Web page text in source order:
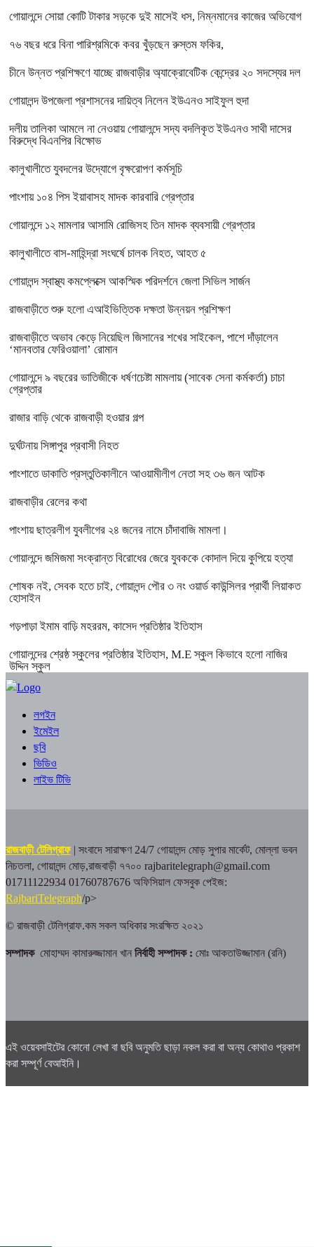
গোয়ালন্দে সোয়া কোটি টাকার সড়কে দুই মাসেই ধস, নিম্নমানের কাজের অভিযোগ
৭৬ বছর ধরে বিনা পারিশ্রমিকে কবর খুঁড়ছেন রুস্তম ফকির,
চীনে উন্নত প্রশিক্ষণে যাচ্ছে রাজবাড়ীর অ্যাক্রোবেটিক কেন্দ্রের ২০ সদস্যের দল
গোয়ালন্দ উপজেলা প্রশাসনের দায়িত্ব নিলেন ইউএনও সাইফুল হুদা
দলীয় তালিকা আমলে না নেওয়ায় গোয়ালন্দে সদ্য বদলিকৃত ইউএনও সাথী দাসের
বিরুদ্ধে বিএনপির বিক্ষোভ
কালুখালীতে যুবদলের উদ্যোগে বৃক্ষরোপণ কর্মসূচি
পাংশায় ১০৪ পিস ইয়াবাসহ মাদক কারবারি গ্রেপ্তার
গোয়ালন্দে ১২ মামলার আসামি রোজিসহ তিন মাদক ব্যবসায়ী গ্রেপ্তার
কালুখালীতে বাস-মাহিন্দ্রা সংঘর্ষে চালক নিহত, আহত ৫
গোয়ালন্দ স্বাস্থ্য কমপ্লেক্সে আকস্মিক পরিদর্শনে জেলা সিভিল সার্জন
রাজবাড়ীতে শুরু হলো এআইভিত্তিক দক্ষতা উন্নয়ন প্রশিক্ষণ
রাজবাড়ীতে অভাব কেড়ে নিয়েছিল জিসানের শখের সাইকেল, পাশে দাঁড়ালেন
‘মানবতার ফেরিওয়ালা’ রোমান
গোয়ালন্দে ৯ বছরের ভাতিজীকে ধর্ষণচেষ্টা মামলায় (সাবেক সেনা কর্মকর্তা) চাচা
গ্রেপ্তার
রাজার বাড়ি থেকে রাজবাড়ী হওয়ার গল্প
দুর্ঘটনায় সিঙ্গাপুর প্রবাসী নিহত
পাংশাতে ডাকাতি প্রস্তুতিকালীনে আওয়ামীলীগ নেতা সহ ৩৬ জন আটক
রাজবাড়ীর রেলের কথা
পাংশায় ছাত্রলীগ যুবলীগের ২৪ জনের নামে চাঁদাবাজি মামলা।
গোয়ালন্দে জমিজমা সংক্রান্ত বিরোধের জেরে যুবককে কোদাল দিয়ে কুপিয়ে হত্যা
শোষক নই, সেবক হতে চাই, গোয়ালন্দ পৌর ৩ নং ওয়ার্ড কাউন্সিলর প্রার্থী লিয়াকত
হোসাইন
গড়পাড়া ইমাম বাড়ি মহররম, কাসেদ প্রতিষ্ঠার ইতিহাস
গোয়ালন্দের শ্রেষ্ঠ স্কুলের প্রতিষ্ঠার ইতিহাস, M.E স্কুল কিভাবে হলো নাজির
উদ্দিন স্কুল
লগইন
ইমেইল
ছবি
ভিডিও
লাইভ টিভি
রাজবাড়ী টেলিগ্রাফ | সংবাদে সারাক্ষণ 24/7 গোয়ালন্দ মোড় সুপার মার্কেট, মোল্লা ভবন
নিচতলা, গোয়ালন্দ মোড়,রাজবাড়ী ৭৭০০ rajbaritelegraph@gmail.com
01711122934 01760787676 অফিসিয়াল ফেসবুক পেইজ:
RajbariTelegraph/p>
© রাজবাড়ী টেলিগ্রাফ.কম সকল অধিকার সংরক্ষিত ২০২১
সম্পাদক মোহাম্মদ কামারুজ্জামান খান নির্বাহী সম্পাদক : মোঃ আকতাউজ্জামান (রনি)
এই ওয়েবসাইটের কোনো লেখা বা ছবি অনুমতি ছাড়া নকল করা বা অন্য কোথাও প্রকাশ
করা সম্পূর্ণ বেআইনি।